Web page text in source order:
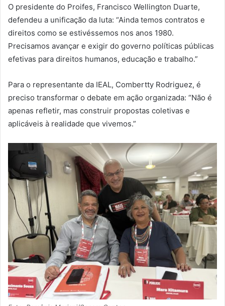
O presidente do Proifes, Francisco Wellington Duarte,
defendeu a unificação da luta: “Ainda temos contratos e
direitos como se estivéssemos nos anos 1980.
Precisamos avançar e exigir do governo políticas públicas
efetivas para direitos humanos, educação e trabalho.”
Para o representante da IEAL, Combertty Rodriguez, é
preciso transformar o debate em ação organizada: “Não é
apenas refletir, mas construir propostas coletivas e
aplicáveis à realidade que vivemos.”